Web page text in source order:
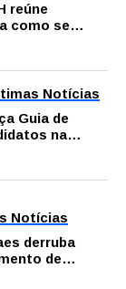
reúne
como se
Notícias
Guia de
na
Notícias
derruba
de
vereador